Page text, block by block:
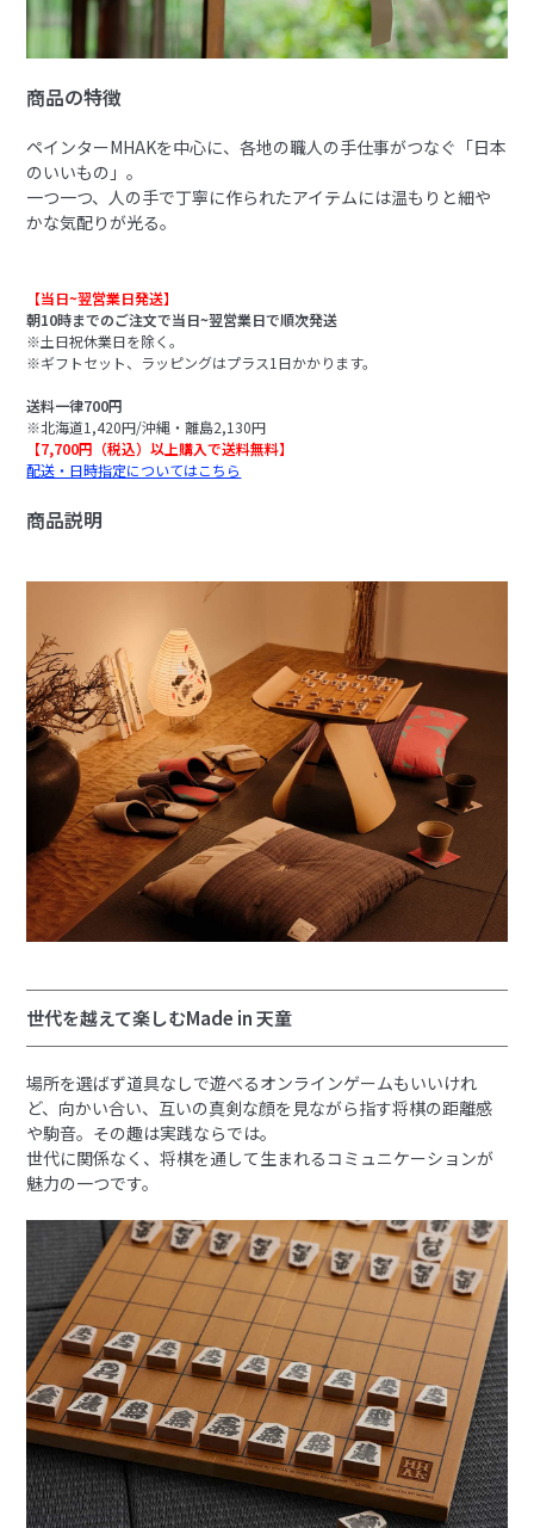
商品の特徴
ペインターMHAKを中心に、各地の職人の手仕事がつなぐ「日本
のいいもの」。
一つ一つ、人の手で丁寧に作られたアイテムには温もりと細や
かな気配りが光る。
【当日~翌営業日発送】
朝10時までのご注文で当日~翌営業日で順次発送
※土日祝休業日を除く。
※ギフトセット、ラッピングはプラス1日かかります。
送料一律700円
※北海道1,420円/沖縄・離島2,130円
【7,700円（税込）以上購入で送料無料】
配送・日時指定についてはこちら
商品説明
世代を越えて楽しむMade in 天童
場所を選ばず道具なしで遊べるオンラインゲームもいいけれ
ど、向かい合い、互いの真剣な顔を見ながら指す将棋の距離感
や駒音。その趣は実践ならでは。
世代に関係なく、将棋を通して生まれるコミュニケーションが
魅力の一つです。